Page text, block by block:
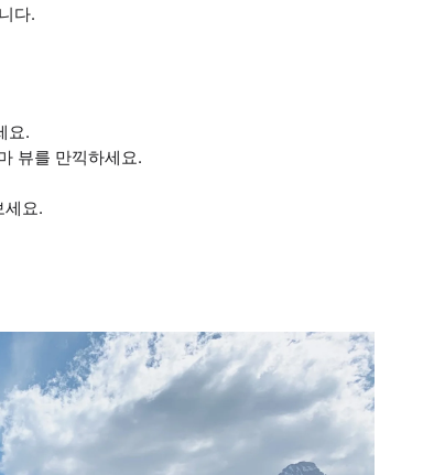
다.
요.
뷰를 만끽하세요.
세요.